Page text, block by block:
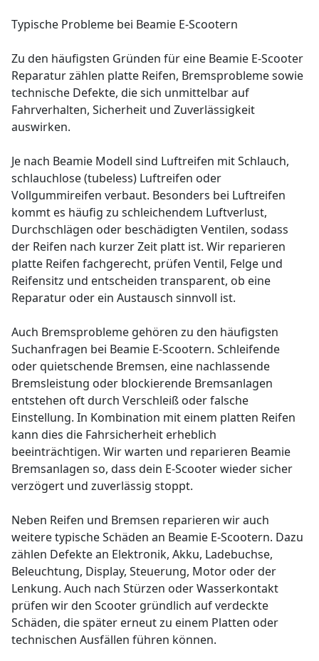
Typische Probleme bei Beamie E-Scootern
Zu den häufigsten Gründen für eine Beamie E-Scooter
Reparatur zählen platte Reifen, Bremsprobleme sowie
technische Defekte, die sich unmittelbar auf
Fahrverhalten, Sicherheit und Zuverlässigkeit
auswirken.
Je nach Beamie Modell sind Luftreifen mit Schlauch,
schlauchlose (tubeless) Luftreifen oder
Vollgummireifen verbaut. Besonders bei Luftreifen
kommt es häufig zu schleichendem Luftverlust,
Durchschlägen oder beschädigten Ventilen, sodass
der Reifen nach kurzer Zeit platt ist. Wir reparieren
platte Reifen fachgerecht, prüfen Ventil, Felge und
Reifensitz und entscheiden transparent, ob eine
Reparatur oder ein Austausch sinnvoll ist.
Auch Bremsprobleme gehören zu den häufigsten
Suchanfragen bei Beamie E-Scootern. Schleifende
oder quietschende Bremsen, eine nachlassende
Bremsleistung oder blockierende Bremsanlagen
entstehen oft durch Verschleiß oder falsche
Einstellung. In Kombination mit einem platten Reifen
kann dies die Fahrsicherheit erheblich
beeinträchtigen. Wir warten und reparieren Beamie
Bremsanlagen so, dass dein E-Scooter wieder sicher
verzögert und zuverlässig stoppt.
Neben Reifen und Bremsen reparieren wir auch
weitere typische Schäden an Beamie E-Scootern. Dazu
zählen Defekte an Elektronik, Akku, Ladebuchse,
Beleuchtung, Display, Steuerung, Motor oder der
Lenkung. Auch nach Stürzen oder Wasserkontakt
prüfen wir den Scooter gründlich auf verdeckte
Schäden, die später erneut zu einem Platten oder
technischen Ausfällen führen können.